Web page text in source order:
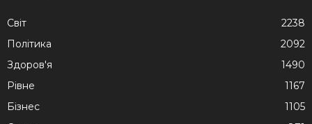
Cвіт
2238
Політика
2092
Здоров'я
1490
Рівне
1167
Бізнес
1105